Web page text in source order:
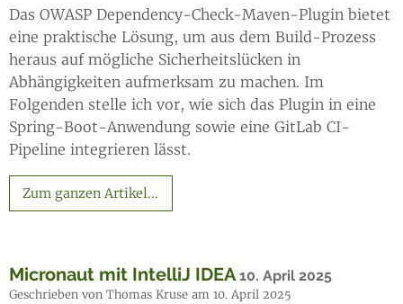
Das OWASP Dependency-Check-Maven-Plugin bietet
eine praktische Lösung, um aus dem Build-Prozess
heraus auf mögliche Sicherheitslücken in
Abhängigkeiten aufmerksam zu machen. Im
Folgenden stelle ich vor, wie sich das Plugin in eine
Spring-Boot-Anwendung sowie eine GitLab CI-
Pipeline integrieren lässt.
Zum ganzen Artikel...
Micronaut mit IntelliJ IDEA 10. April 2025
Geschrieben von Thomas Kruse am 10. April 2025